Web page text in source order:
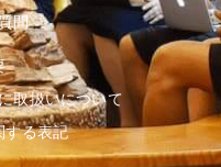
問
取扱いについて
する表記